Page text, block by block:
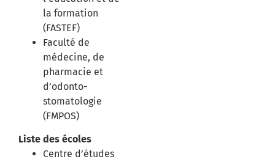
la formation
(FASTEF)
Faculté de
médecine, de
pharmacie et
d’odonto-
stomatologie
(FMPOS)
Liste des écoles
Centre d’études